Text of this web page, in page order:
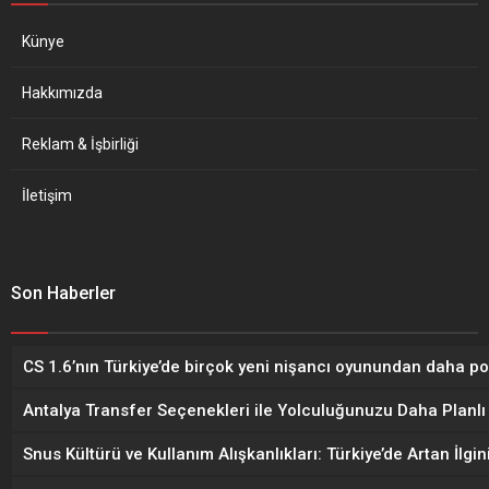
Künye
Hakkımızda
Reklam & İşbirliği
İletişim
Son Haberler
CS 1.6’nın Türkiye’de birçok yeni nişancı oyunundan daha
Antalya Transfer Seçenekleri ile Yolculuğunuzu Daha
Snus Kültürü ve Kullanım Alışkanlıkları: Türkiye’de Artan